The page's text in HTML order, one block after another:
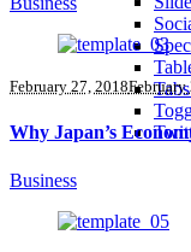
February 27, 2018February
Why Japan’s
Business